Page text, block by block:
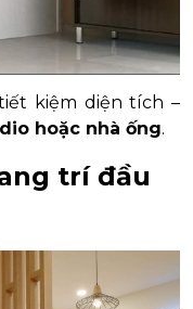
kiệm diện tích –
hoặc nhà ống.
trí đầu